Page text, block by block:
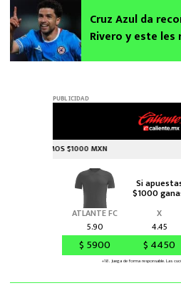
Cruz Azul da
Rivero y este